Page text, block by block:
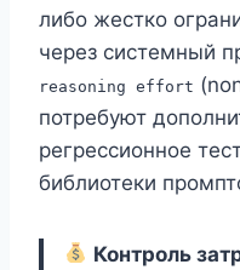
либо жестко
через системный
reasoning effort
потребуют
регрессионное
библиотеки
Контроль